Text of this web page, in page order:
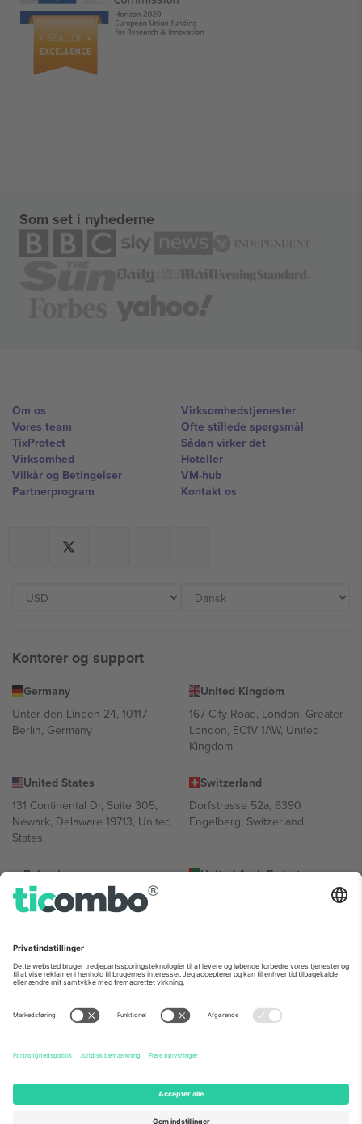
Som set i nyhederne
Om os
Vores team
TixProtect
Virksomhed
Vilkår og Betingelser
Partnerprogram
Virksomhedstjenester
Ofte stillede spørgsmål
Sådan virker det
Hoteller
VM-hub
Kontakt os
Kontorer og support
Germany
Unter den Linden 24, 10117
Berlin, Germany
United Kingdom
167 City Road, London, Greater
London, EC1V 1AW, United
Kingdom
United States
131 Continental Dr, Suite 305,
Newark, Delaware 19713, United
States
Switzerland
Dorfstrasse 52a, 6390
Engelberg, Switzerland
Bulgaria
Regus Sofia City West, bul
Totleben 53-55, 1606 Sofia,
United Arab Emirates
UAE Dubai Silicon Oasis, DDP
Mexico
Av Chapultepec 360, Roma
Norte, Cuauhtémoc, 06700
Ciudad de México, CDMX,
sted, begivenhed og/eller domæne. For detaljer se den specifikke
begivenhedsside, tryk og vilkår.,Virksomhed
Ticombo. Alle rettigheder forbeholdes.